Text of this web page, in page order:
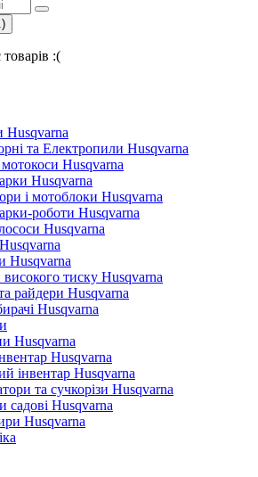
:(
Husqvarna
та Електропили Husqvarna
Husqvarna
Husqvarna
і мотоблоки Husqvarna
роботи Husqvarna
Husqvarna
Husqvarna
тиску Husqvarna
райдери Husqvarna
Husqvarna
Husqvarna
Husqvarna
інвентар Husqvarna
та сучкорізи Husqvarna
садові Husqvarna
Husqvarna